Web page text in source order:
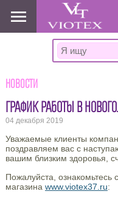
Новости
ГРАФИК РАБОТЫ В
04 декабря 2019
Уважаемые клиенты
поздравляем вас с
вашим близким здоровья,
Пожалуйста, ознакомьтесь
магазина www.viotex37.ru: